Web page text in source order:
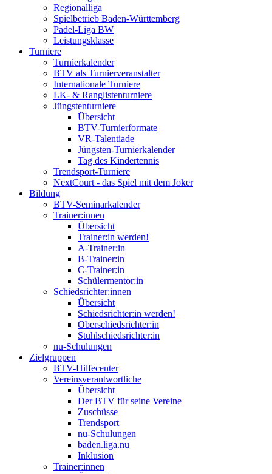
Regionalliga
Spielbetrieb Baden-Württemberg
Padel-Liga BW
Leistungsklasse
Turniere
Turnierkalender
BTV als Turnierveranstalter
Internationale Turniere
LK- & Ranglistenturniere
Jüngstenturniere
Übersicht
BTV-Turnierformate
VR-Talentiade
Jüngsten-Turnierkalender
Tag des Kindertennis
Trendsport-Turniere
NextCourt - das Spiel mit dem Joker
Bildung
BTV-Seminarkalender
Trainer:innen
Übersicht
Trainer:in werden!
A-Trainer:in
B-Trainer:in
C-Trainer:in
Schülermentor:in
Schiedsrichter:innen
Übersicht
Schiedsrichter:in werden!
Oberschiedsrichter:in
Stuhlschiedsrichter:in
nu-Schulungen
Zielgruppen
BTV-Hilfecenter
Vereinsverantwortliche
Übersicht
Der BTV für seine Vereine
Zuschüsse
Trendsport
nu-Schulungen
baden.liga.nu
Inklusion
Trainer:innen